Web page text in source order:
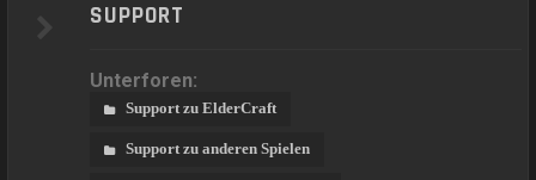
SUPPORT
Unterforen:
Support zu ElderCraft
Support zu anderen Spielen